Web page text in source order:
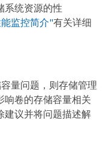
系统资源的性
能监控简介"有关详细
量问题，则存储管理
响卷的存储容量相关
建议并将问题描述解